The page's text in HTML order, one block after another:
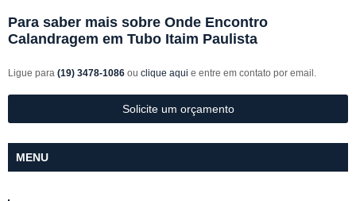
Para saber mais sobre Onde Encontro
Calandragem em Tubo Itaim Paulista
Ligue para (19) 3478-1086 ou clique aqui e entre em contato por email.
Solicite um orçamento
MENU